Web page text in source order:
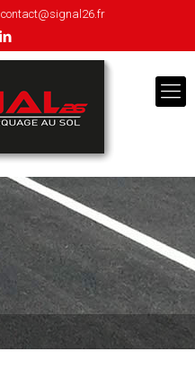
contact@signal26.fr